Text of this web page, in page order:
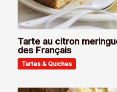
Tarte au citron
des Français
Tartes & Quiches